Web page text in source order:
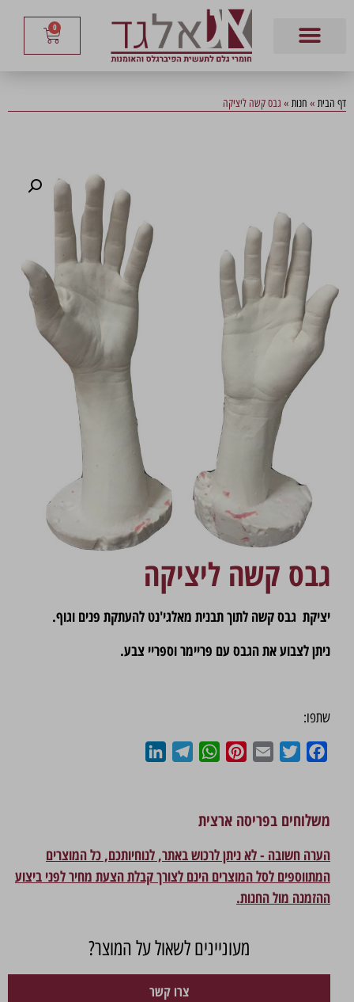
0
דף הבית » חנות » גבס קשה ליציקה
גבס קשה ליציקה
יציקת גבס קשה לתוך תבנית מאלגי'נט להעתקת פנים וגוף.
ניתן לצבוע את הגבס עם פריימר וספריי צבע.
שתפו:
Facebook
Twitter
Email
Pinterest
WhatsApp
Telegram
משלוחים בפריסה ארצית
הערה חשובה - לא ניתן לרכוש באתר, לנוחיותכם, כל המוצרים
המתווספים לסל המוצרים הינם לצורך קבלת הצעת מחיר לפני ביצוע
ההזמנה מול החנות.
מעוניינים לשאול על המוצר?
צרו קשר